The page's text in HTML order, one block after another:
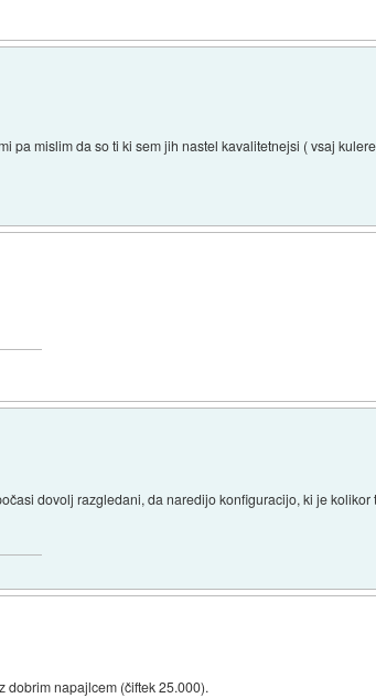
pa mislim da so ti ki sem jih nastel kavalitetnejsi ( vsaj
dovolj razgledani, da naredijo konfiguracijo, ki je
dobrim napajlcem (čiftek 25.000).